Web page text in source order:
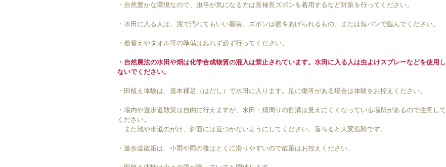
・自然豊かな環境なので、虫等が気になる方は長袖長ズボンを着用するなど対策を行ってください。
・水田に入る人は、泥で汚れてもいい服装、ズボンは裾をあげられるもの、または短パンで臨んでください。
・着替えやタオル等の準備は忘れず必ず行ってください。
・自然農法の水田や畑は化学合成物質の混入は禁止されています。水田に入る人は虫よけスプレーなどを使用し
ないでください。
・田植え体験は、基本裸足（はだし）で水田に入ります。足に傷等がある場合は体験をお控えください。
・場内や遊歩道散策は自由に行えますが、水田・畑周りの側溝は見えにくくなっている場所があるので注意して
ください。
また池や歩道のがけ、斜面には近づかないようにしてください。落ちると大変危険です。
・遊歩道散策は、小雨や雨の後はとくに滑りやすいので散策はお控えください。